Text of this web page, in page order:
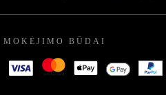
MOKĖJIMO BŪDAI